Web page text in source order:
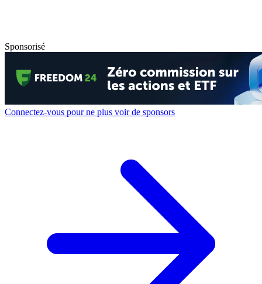
Sponsorisé
Connectez-vous pour ne plus voir de sponsors